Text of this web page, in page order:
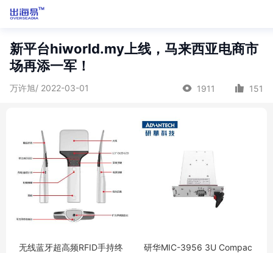
新平台hiworld.my上线，马来西亚电商市
场再添一军！
万许旭/ 2022-03-01 1911 151
无线蓝牙超高频RFID手持终
研华MIC-3956 3U Compac